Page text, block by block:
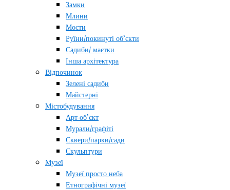
Замки
Млини
Мости
Руїни/покинуті об’єкти
Садиби/ маєтки
Інша архітектура
Відпочинок
Зелені садиби
Майстерні
Містобудування
Арт-об’єкт
Мурали/графіті
Сквери/парки/сади
Скульптури
Музеї
Музеї просто неба
Етнографічні музеї